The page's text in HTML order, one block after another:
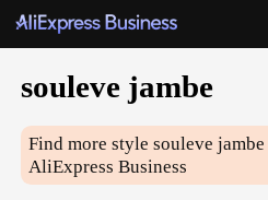
souleve jambe
Find more stylesouleve jambe
AliExpress Business